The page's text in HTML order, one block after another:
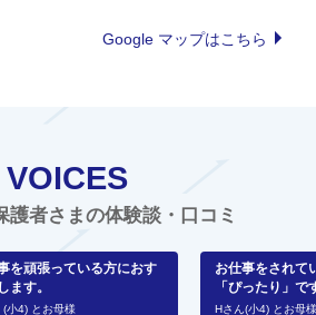
Google マップはこちら
VOICES
護者さまの体験談・口コミ
を頑張っている方におす
ます。
(小4) とお母様
お仕事をされて
「ぴったり」で
Hさん(小4) とお母